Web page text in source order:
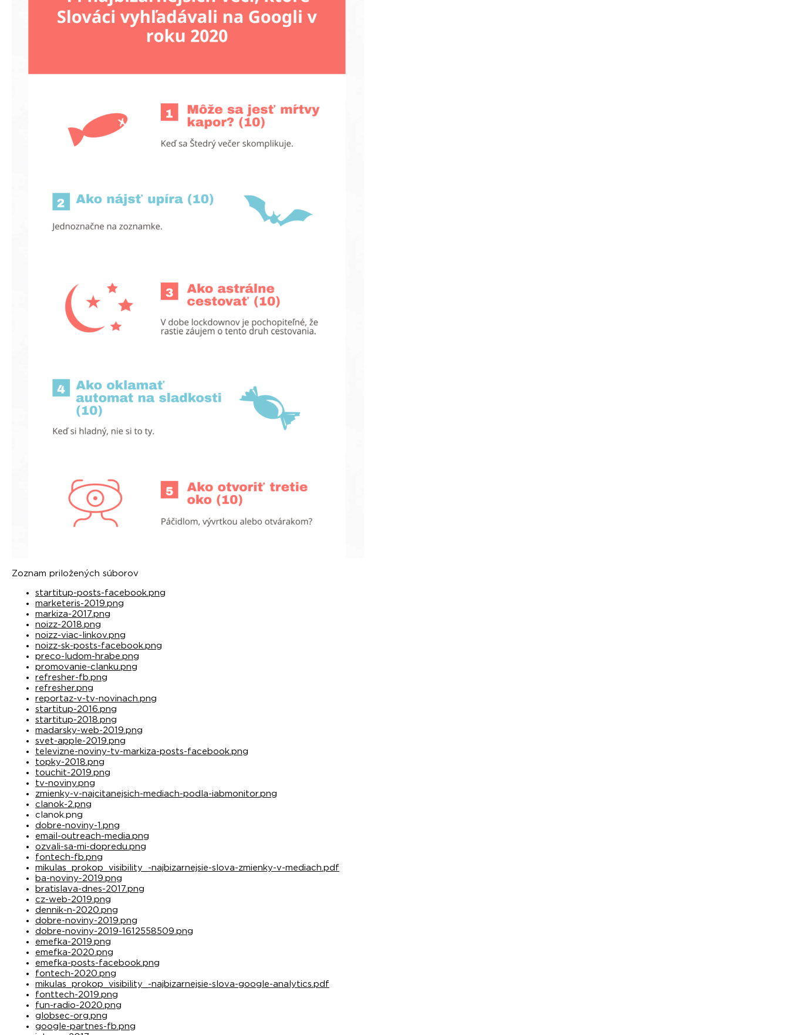
Zoznam priložených súborov
startitup-posts-facebook.png
marketeris-2019.png
markiza-2017.png
noizz-2018.png
noizz-viac-linkov.png
noizz-sk-posts-facebook.png
preco-ludom-hrabe.png
promovanie-clanku.png
refresher-fb.png
refresher.png
reportaz-v-tv-novinach.png
startitup-2016.png
startitup-2018.png
madarsky-web-2019.png
svet-apple-2019.png
televizne-noviny-tv-markiza-posts-facebook.png
topky-2018.png
touchit-2019.png
tv-noviny.png
zmienky-v-najcitanejsich-mediach-podla-iabmonitor.png
clanok-2.png
clanok.png
dobre-noviny-1.png
email-outreach-media.png
ozvali-sa-mi-dopredu.png
fontech-fb.png
mikulas_prokop_visibility_-najbizarnejsie-slova-zmienky-v-mediach.pdf
ba-noviny-2019.png
bratislava-dnes-2017.png
cz-web-2019.png
dennik-n-2020.png
dobre-noviny-2019.png
dobre-noviny-2019-1612558509.png
emefka-2019.png
emefka-2020.png
emefka-posts-facebook.png
fontech-2020.png
mikulas_prokop_visibility_-najbizarnejsie-slova-google-analytics.pdf
fonttech-2019.png
fun-radio-2020.png
globsec-org.png
google-partnes-fb.png